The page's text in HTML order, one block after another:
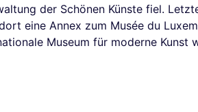
der Schönen Künste fiel.
eine Annex zum Musée du
Museum für moderne Kunst